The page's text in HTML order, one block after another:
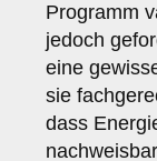
Programm
jedoch
eine
sie
dass